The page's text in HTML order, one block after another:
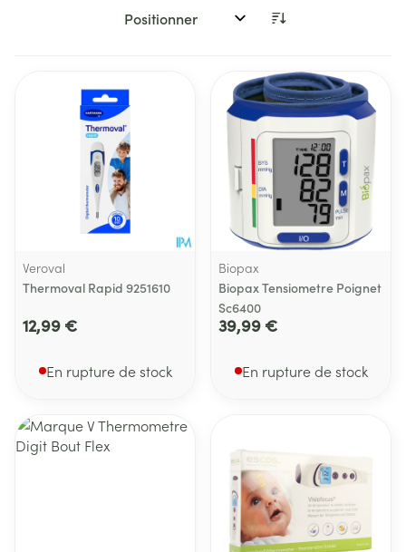
Trier par:
Veroval
Thermoval Rapid 9251610
12,99 €
En rupture de stock
Biopax
Biopax Tensiometre Poignet
Sc6400
39,99 €
En rupture de stock